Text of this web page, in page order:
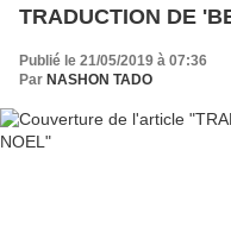
TRADUCTION DE
Publié le 21/05/2019 à 07:36
Par NASHON TADO